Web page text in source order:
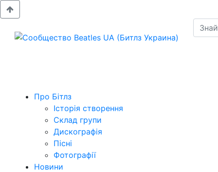
Про Бітлз
Історія створення
Склад групи
Дискографія
Пісні
Фотографії
Новини